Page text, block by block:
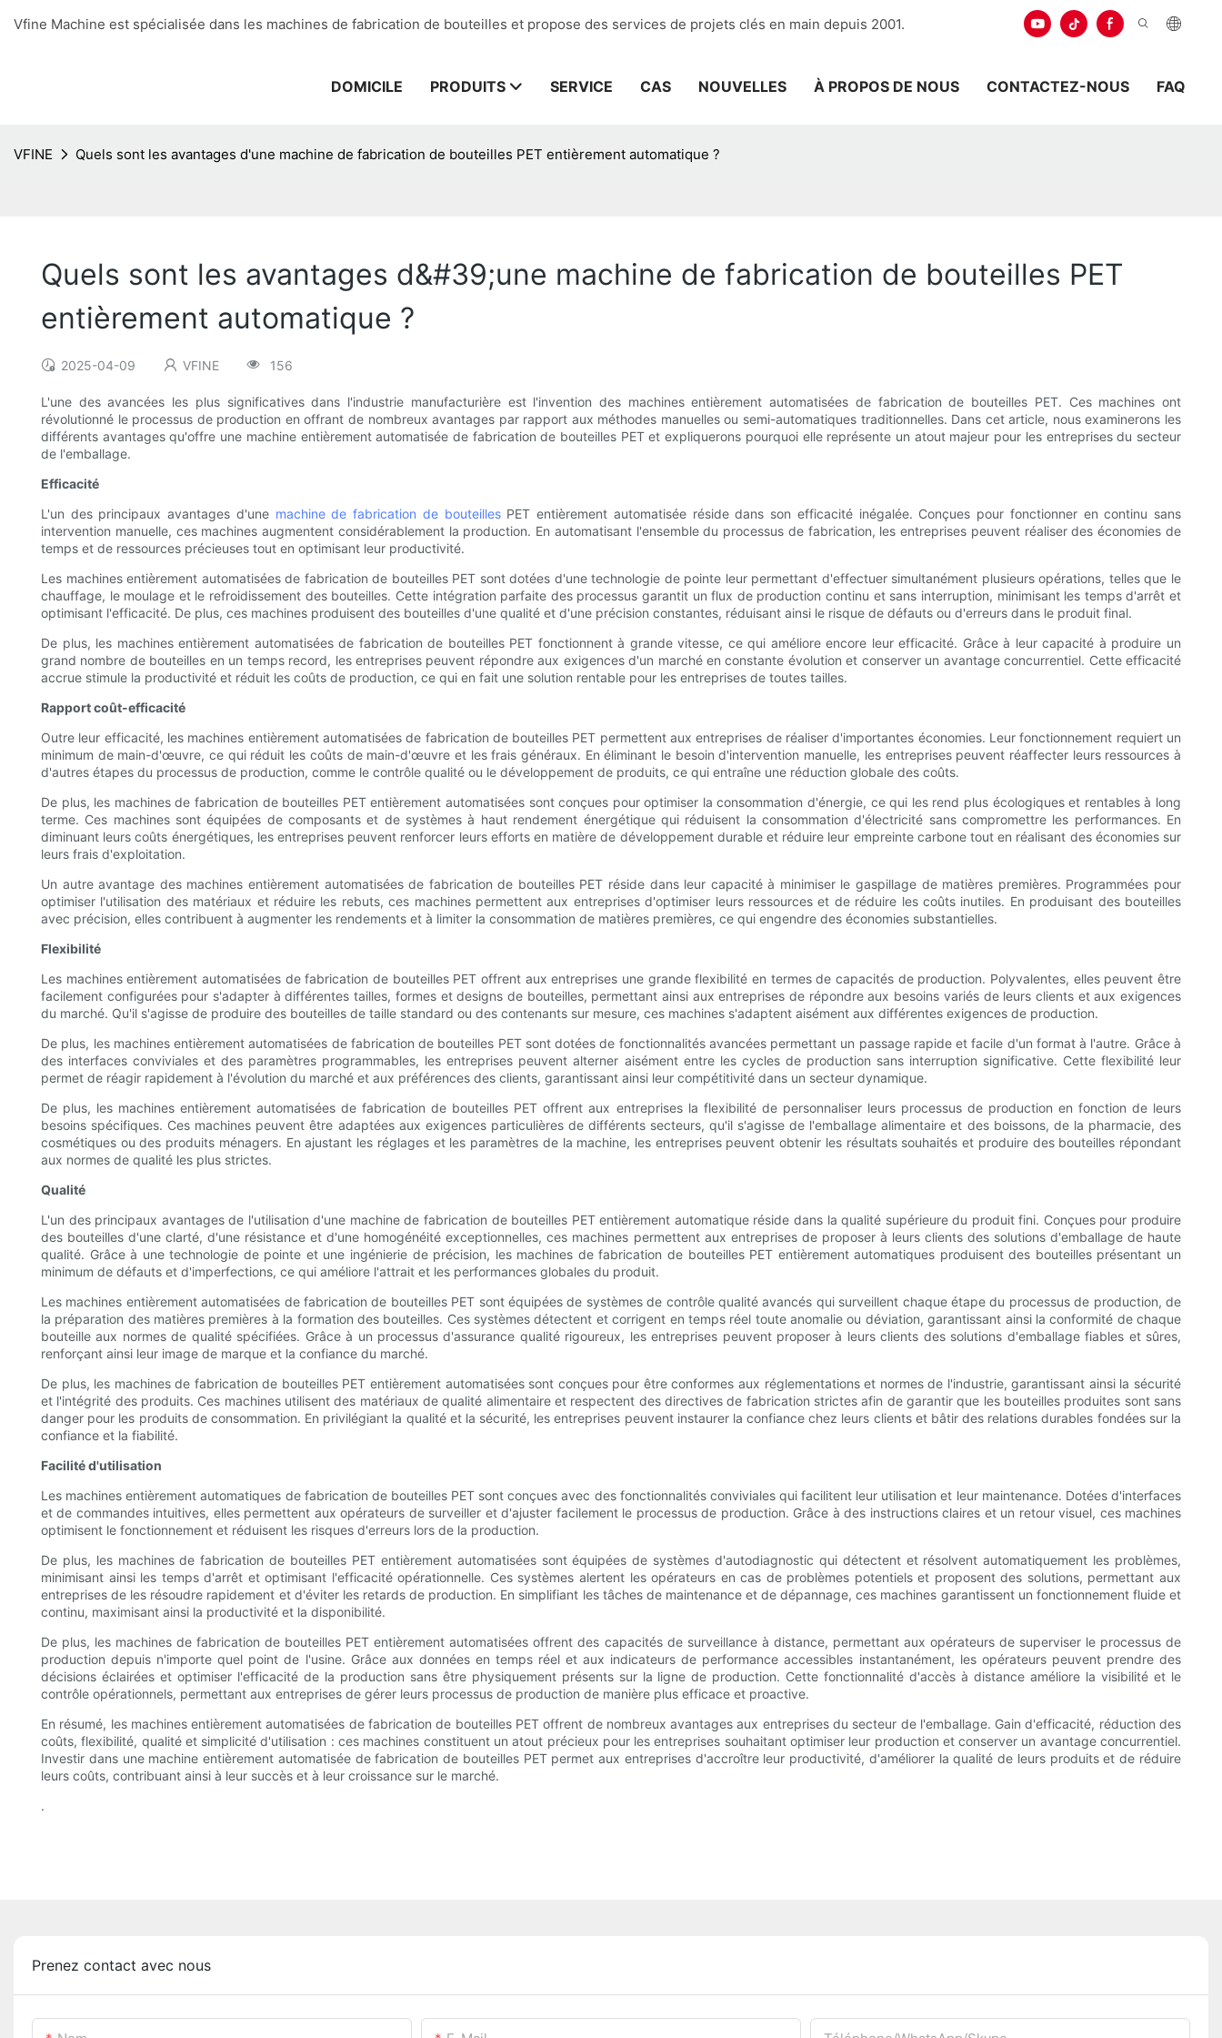
Vfine Machine est spécialisée dans les machines de fabrication de bouteilles et propose des services de projets clés en main depuis 2001.
DOMICILE PRODUITS SERVICE CAS NOUVELLES À PROPOS DE NOUS CONTACTEZ-NOUS FAQ
VFINE Quels sont les avantages d'une machine de fabrication de bouteilles PET entièrement automatique ?
Quels sont les avantages d&#39;une machine de fabrication de bouteilles PET
entièrement automatique ?
2025-04-09 VFINE 156
L'une des avancées les plus significatives dans l'industrie manufacturière est l'invention des machines entièrement automatisées de fabrication de bouteilles PET. Ces machines ont
révolutionné le processus de production en offrant de nombreux avantages par rapport aux méthodes manuelles ou semi-automatiques traditionnelles. Dans cet article, nous examinerons les
différents avantages qu'offre une machine entièrement automatisée de fabrication de bouteilles PET et expliquerons pourquoi elle représente un atout majeur pour les entreprises du secteur
de l'emballage.
Efficacité
L'un des principaux avantages d'une machine de fabrication de bouteillesPET entièrement automatisée réside dans son efficacité inégalée. Conçues pour fonctionner en continu sans
intervention manuelle, ces machines augmentent considérablement la production. En automatisant l'ensemble du processus de fabrication, les entreprises peuvent réaliser des économies de
temps et de ressources précieuses tout en optimisant leur productivité.
Les machines entièrement automatisées de fabrication de bouteilles PET sont dotées d'une technologie de pointe leur permettant d'effectuer simultanément plusieurs opérations, telles que le
chauffage, le moulage et le refroidissement des bouteilles. Cette intégration parfaite des processus garantit un flux de production continu et sans interruption, minimisant les temps d'arrêt et
optimisant l'efficacité. De plus, ces machines produisent des bouteilles d'une qualité et d'une précision constantes, réduisant ainsi le risque de défauts ou d'erreurs dans le produit final.
De plus, les machines entièrement automatisées de fabrication de bouteilles PET fonctionnent à grande vitesse, ce qui améliore encore leur efficacité. Grâce à leur capacité à produire un
grand nombre de bouteilles en un temps record, les entreprises peuvent répondre aux exigences d'un marché en constante évolution et conserver un avantage concurrentiel. Cette efficacité
accrue stimule la productivité et réduit les coûts de production, ce qui en fait une solution rentable pour les entreprises de toutes tailles.
Rapport coût-efficacité
Outre leur efficacité, les machines entièrement automatisées de fabrication de bouteilles PET permettent aux entreprises de réaliser d'importantes économies. Leur fonctionnement requiert un
minimum de main-d'œuvre, ce qui réduit les coûts de main-d'œuvre et les frais généraux. En éliminant le besoin d'intervention manuelle, les entreprises peuvent réaffecter leurs ressources à
d'autres étapes du processus de production, comme le contrôle qualité ou le développement de produits, ce qui entraîne une réduction globale des coûts.
De plus, les machines de fabrication de bouteilles PET entièrement automatisées sont conçues pour optimiser la consommation d'énergie, ce qui les rend plus écologiques et rentables à long
terme. Ces machines sont équipées de composants et de systèmes à haut rendement énergétique qui réduisent la consommation d'électricité sans compromettre les performances. En
diminuant leurs coûts énergétiques, les entreprises peuvent renforcer leurs efforts en matière de développement durable et réduire leur empreinte carbone tout en réalisant des économies sur
leurs frais d'exploitation.
Un autre avantage des machines entièrement automatisées de fabrication de bouteilles PET réside dans leur capacité à minimiser le gaspillage de matières premières. Programmées pour
optimiser l'utilisation des matériaux et réduire les rebuts, ces machines permettent aux entreprises d'optimiser leurs ressources et de réduire les coûts inutiles. En produisant des bouteilles
avec précision, elles contribuent à augmenter les rendements et à limiter la consommation de matières premières, ce qui engendre des économies substantielles.
Flexibilité
Les machines entièrement automatisées de fabrication de bouteilles PET offrent aux entreprises une grande flexibilité en termes de capacités de production. Polyvalentes, elles peuvent être
facilement configurées pour s'adapter à différentes tailles, formes et designs de bouteilles, permettant ainsi aux entreprises de répondre aux besoins variés de leurs clients et aux exigences
du marché. Qu'il s'agisse de produire des bouteilles de taille standard ou des contenants sur mesure, ces machines s'adaptent aisément aux différentes exigences de production.
De plus, les machines entièrement automatisées de fabrication de bouteilles PET sont dotées de fonctionnalités avancées permettant un passage rapide et facile d'un format à l'autre. Grâce à
des interfaces conviviales et des paramètres programmables, les entreprises peuvent alterner aisément entre les cycles de production sans interruption significative. Cette flexibilité leur
permet de réagir rapidement à l'évolution du marché et aux préférences des clients, garantissant ainsi leur compétitivité dans un secteur dynamique.
De plus, les machines entièrement automatisées de fabrication de bouteilles PET offrent aux entreprises la flexibilité de personnaliser leurs processus de production en fonction de leurs
besoins spécifiques. Ces machines peuvent être adaptées aux exigences particulières de différents secteurs, qu'il s'agisse de l'emballage alimentaire et des boissons, de la pharmacie, des
cosmétiques ou des produits ménagers. En ajustant les réglages et les paramètres de la machine, les entreprises peuvent obtenir les résultats souhaités et produire des bouteilles répondant
aux normes de qualité les plus strictes.
Qualité
L'un des principaux avantages de l'utilisation d'une machine de fabrication de bouteilles PET entièrement automatique réside dans la qualité supérieure du produit fini. Conçues pour produire
des bouteilles d'une clarté, d'une résistance et d'une homogénéité exceptionnelles, ces machines permettent aux entreprises de proposer à leurs clients des solutions d'emballage de haute
qualité. Grâce à une technologie de pointe et une ingénierie de précision, les machines de fabrication de bouteilles PET entièrement automatiques produisent des bouteilles présentant un
minimum de défauts et d'imperfections, ce qui améliore l'attrait et les performances globales du produit.
Les machines entièrement automatisées de fabrication de bouteilles PET sont équipées de systèmes de contrôle qualité avancés qui surveillent chaque étape du processus de production, de
la préparation des matières premières à la formation des bouteilles. Ces systèmes détectent et corrigent en temps réel toute anomalie ou déviation, garantissant ainsi la conformité de chaque
bouteille aux normes de qualité spécifiées. Grâce à un processus d'assurance qualité rigoureux, les entreprises peuvent proposer à leurs clients des solutions d'emballage fiables et sûres,
renforçant ainsi leur image de marque et la confiance du marché.
De plus, les machines de fabrication de bouteilles PET entièrement automatisées sont conçues pour être conformes aux réglementations et normes de l'industrie, garantissant ainsi la sécurité
et l'intégrité des produits. Ces machines utilisent des matériaux de qualité alimentaire et respectent des directives de fabrication strictes afin de garantir que les bouteilles produites sont sans
danger pour les produits de consommation. En privilégiant la qualité et la sécurité, les entreprises peuvent instaurer la confiance chez leurs clients et bâtir des relations durables fondées sur la
confiance et la fiabilité.
Facilité d'utilisation
Les machines entièrement automatiques de fabrication de bouteilles PET sont conçues avec des fonctionnalités conviviales qui facilitent leur utilisation et leur maintenance. Dotées d'interfaces
et de commandes intuitives, elles permettent aux opérateurs de surveiller et d'ajuster facilement le processus de production. Grâce à des instructions claires et un retour visuel, ces machines
optimisent le fonctionnement et réduisent les risques d'erreurs lors de la production.
De plus, les machines de fabrication de bouteilles PET entièrement automatisées sont équipées de systèmes d'autodiagnostic qui détectent et résolvent automatiquement les problèmes,
minimisant ainsi les temps d'arrêt et optimisant l'efficacité opérationnelle. Ces systèmes alertent les opérateurs en cas de problèmes potentiels et proposent des solutions, permettant aux
entreprises de les résoudre rapidement et d'éviter les retards de production. En simplifiant les tâches de maintenance et de dépannage, ces machines garantissent un fonctionnement fluide et
continu, maximisant ainsi la productivité et la disponibilité.
De plus, les machines de fabrication de bouteilles PET entièrement automatisées offrent des capacités de surveillance à distance, permettant aux opérateurs de superviser le processus de
production depuis n'importe quel point de l'usine. Grâce aux données en temps réel et aux indicateurs de performance accessibles instantanément, les opérateurs peuvent prendre des
décisions éclairées et optimiser l'efficacité de la production sans être physiquement présents sur la ligne de production. Cette fonctionnalité d'accès à distance améliore la visibilité et le
contrôle opérationnels, permettant aux entreprises de gérer leurs processus de production de manière plus efficace et proactive.
En résumé, les machines entièrement automatisées de fabrication de bouteilles PET offrent de nombreux avantages aux entreprises du secteur de l'emballage. Gain d'efficacité, réduction des
coûts, flexibilité, qualité et simplicité d'utilisation : ces machines constituent un atout précieux pour les entreprises souhaitant optimiser leur production et conserver un avantage concurrentiel.
Investir dans une machine entièrement automatisée de fabrication de bouteilles PET permet aux entreprises d'accroître leur productivité, d'améliorer la qualité de leurs produits et de réduire
leurs coûts, contribuant ainsi à leur succès et à leur croissance sur le marché.
.
Prenez contact avec nous